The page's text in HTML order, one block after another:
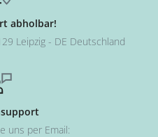
Bedingungen und
abholbar!
Leipzig - DE Deutschland
uns per Email: